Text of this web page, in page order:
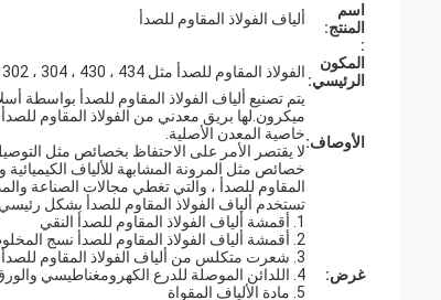
اسم
المنتج:
ألياف الفولاذ المقاوم للصدأ
:
المكون
الرئيسي: الفولاذ المقاوم للصدأ مثل 316L ، 302 ، 304 ، 430 ، 434
الأوصاف:
ميكرون.لها بريق معدني من الفولاذ المقاوم
خاصية المعدن الأصلية.
لا يقتصر الأمر على الاحتفاظ بخصائص مثل
خصائص مثل المرونة المشابهة للألياف الكيميائية
المقاوم للصدأ ، والتي تغطي مجالات الصناعة
غرض:
تستخدم ألياف الفولاذ المقاوم للصدأ بشكل
1. أقمشة ألياف الفولاذ المقاوم للصدأ النقي
2. أقمشة ألياف الفولاذ المقاوم للصدأ نسج المخلوطة
3. شعرت متكلس من ألياف الفولاذ المقاوم للصدأ
4. اللدائن الموصلة للدرع الكهرومغناطيسي والورق المضاد للكهرباء الساكنة والورق المضاد للتزييف والمضاد للكهرباء الساكنة
5. مادة الألياف المقواة